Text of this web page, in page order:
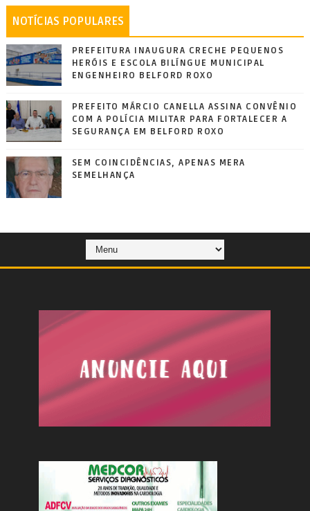
NOTÍCIAS POPULARES
PREFEITURA INAUGURA CRECHE PEQUENOS
HERÓIS E ESCOLA BILÍNGUE MUNICIPAL
ENGENHEIRO BELFORD ROXO
PREFEITO MÁRCIO CANELLA ASSINA CONVÊNIO
COM A POLÍCIA MILITAR PARA FORTALECER A
SEGURANÇA EM BELFORD ROXO
SEM COINCIDÊNCIAS, APENAS MERA
SEMELHANÇA